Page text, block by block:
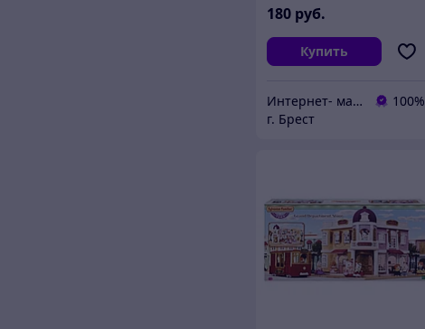
качели и аксессуары
180 руб.
Купить
Интернет- магазин O'кей маркет
100%
г. Брест